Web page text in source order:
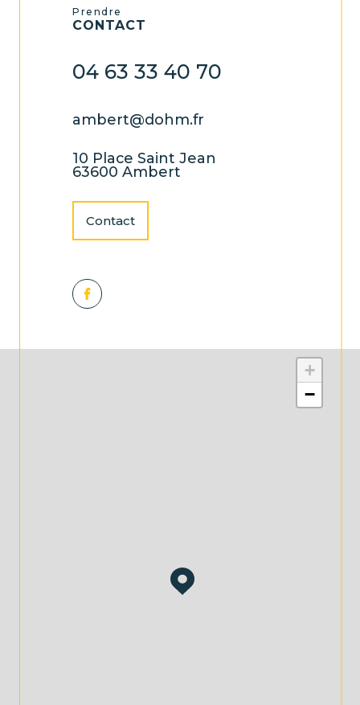
+
−
Prendre
CONTACT
04 63 33 40 70
ambert@dohm.fr
10 Place Saint Jean
63600 Ambert
Contact